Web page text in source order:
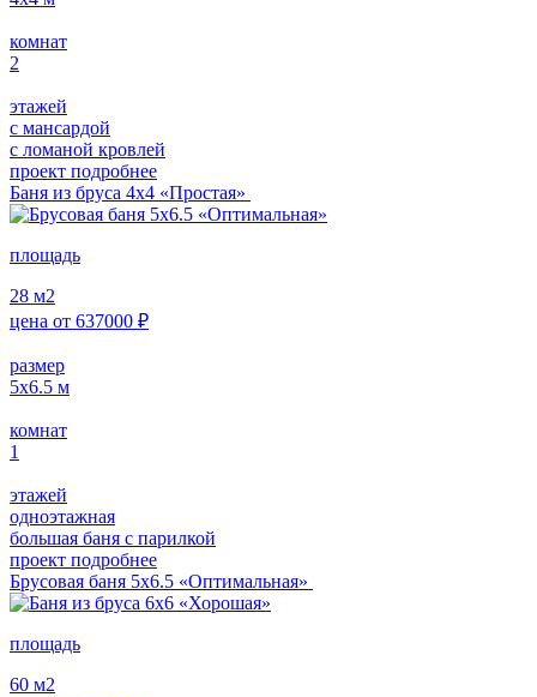
комнат
2
этажей
с мансардой
с ломаной кровлей
проект подробнее
Баня из бруса 4х4 «Простая»
площадь
28 м2
цена от 637000 ₽
размер
5х6.5 м
комнат
1
этажей
одноэтажная
большая баня с парилкой
проект подробнее
Брусовая баня 5х6.5 «Оптимальная»
площадь
60 м2